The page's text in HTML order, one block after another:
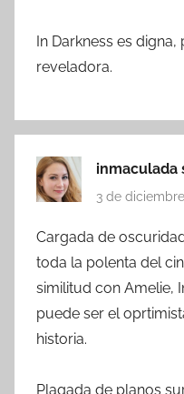
In Darkness es
reveladora.
inmaculada
3 de
Cargada de
toda la polenta del
similitud con Amelie,
puede ser el
historia.
Plagada de planos